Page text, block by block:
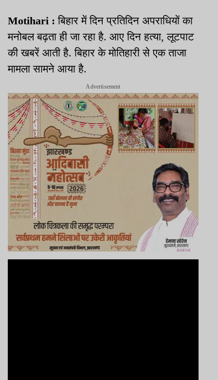
Motihari : बिहार में दिन प्रतिदिन अपराधियों का
मनोबल बढ़ता ही जा रहा है. आए दिन हत्या, लूटपाट
की खबरें आती है. बिहार के मोतिहारी से एक ताजा
मामला सामने आया है.
Advertisement